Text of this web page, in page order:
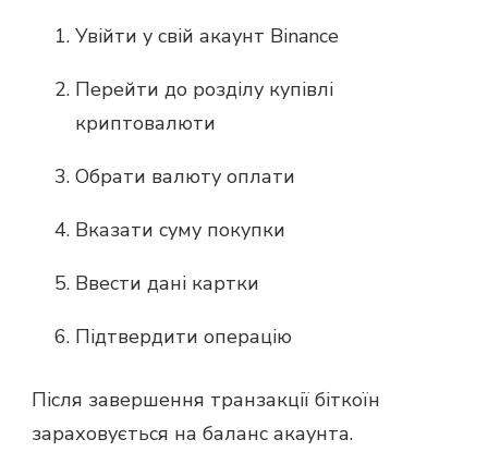
Увійти у свій акаунт Binance
Перейти до розділу купівлі
криптовалюти
Обрати валюту оплати
Вказати суму покупки
Ввести дані картки
Підтвердити операцію
Після завершення транзакції біткоїн
зараховується на баланс акаунта.